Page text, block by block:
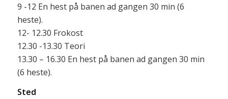
9 -12 En hest på banen ad gangen 30 min (6
heste).
12- 12.30 Frokost
12.30 -13.30 Teori
13.30 – 16.30 En hest på banen ad gangen 30 min
(6 heste).
Sted